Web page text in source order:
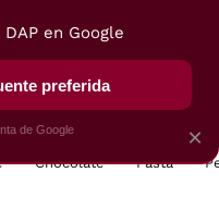
VEGUI
Chocolate Pasta
×
en Google
preferida
de Google